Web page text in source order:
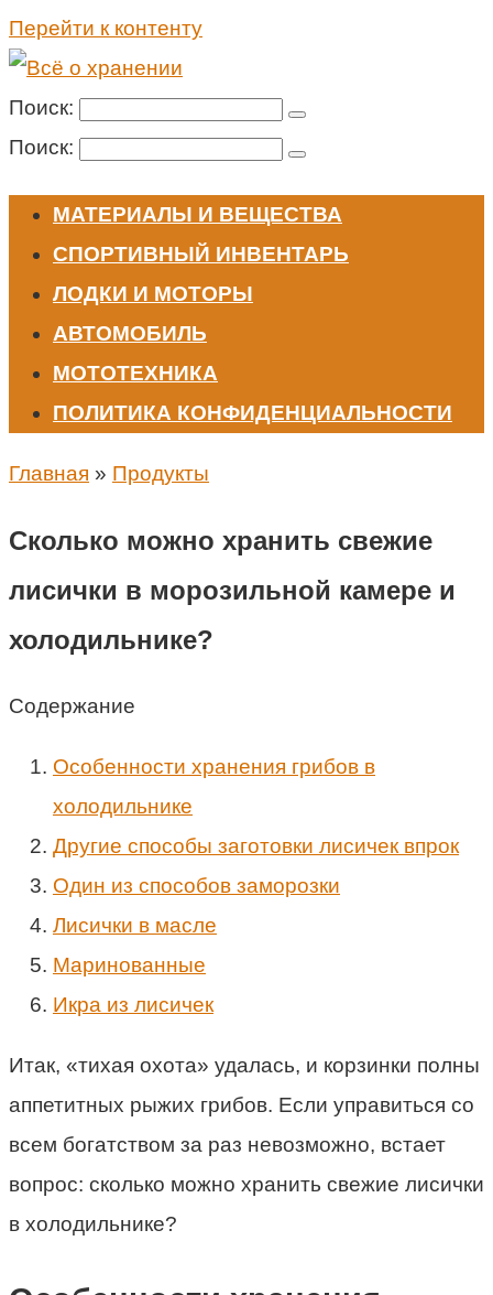
Перейти к контенту
Поиск:
Поиск:
МАТЕРИАЛЫ И ВЕЩЕСТВА
СПОРТИВНЫЙ ИНВЕНТАРЬ
ЛОДКИ И МОТОРЫ
АВТОМОБИЛЬ
МОТОТЕХНИКА
ПОЛИТИКА КОНФИДЕНЦИАЛЬНОСТИ
Главная » Продукты
Сколько можно хранить свежие
лисички в морозильной камере и
холодильнике?
Содержание
Особенности хранения грибов в
холодильнике
Другие способы заготовки лисичек впрок
Один из способов заморозки
Лисички в масле
Маринованные
Икра из лисичек
Итак, «тихая охота» удалась, и корзинки полны
аппетитных рыжих грибов. Если управиться со
всем богатством за раз невозможно, встает
вопрос: сколько можно хранить свежие лисички
в холодильнике?